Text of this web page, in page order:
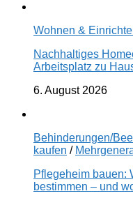
Wohnen &
Nachhaltiges
Arbeitsplatz zu
6. August 2026
Behinderungen/
kaufen /
Pflegeheim bauen:
bestimmen – und